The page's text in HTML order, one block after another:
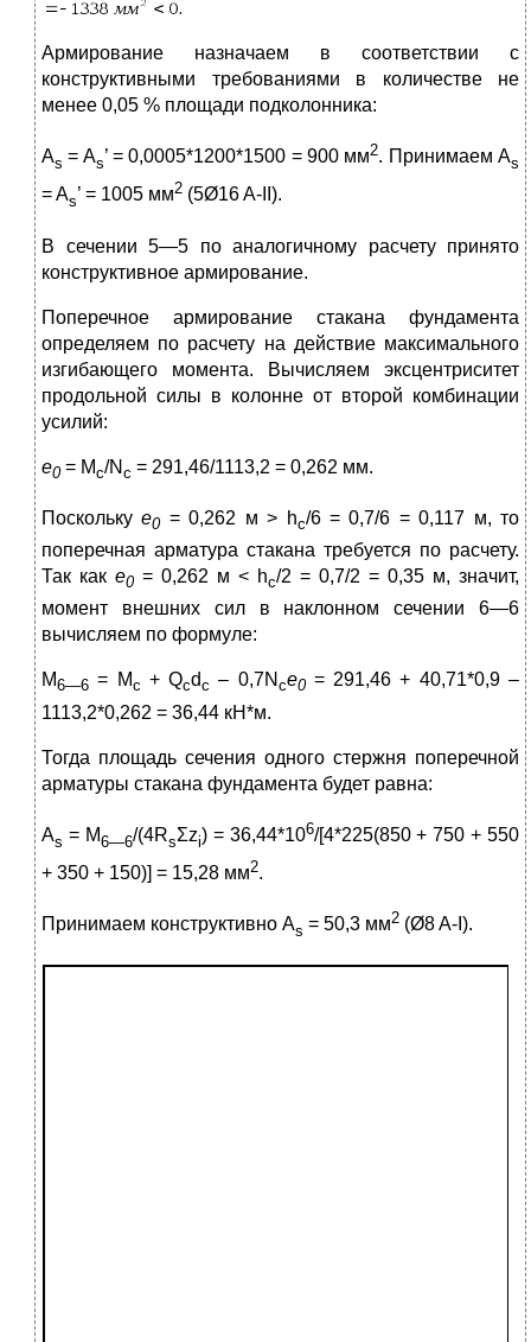
Армирование назначаем в соответствии с
конструктивными требованиями в количестве не
менее 0,05 % площади подколонника:
As = As’ = 0,0005*1200*1500 = 900 мм2. Принимаем As
= As’ = 1005 мм2 (5Ø16 A-II).
В сечении 5—5 по аналогичному расчету принято
конструктивное армирование.
Поперечное армирование стакана фундамента
определяем по расчету на действие максимального
изгибающего момента. Вычисляем эксцентриситет
продольной силы в колонне от второй комбинации
усилий:
e0 = Mc/N c = 291,46/1113,2 = 0,262 мм.
Посколькуe0= 0,262 м > hc/6 = 0,7/6 = 0,117 м, то
поперечная арматура стакана требуется по расчету.
Так как e0= 0,262 м < hc/2 = 0,7/2 = 0,35 м, значит,
момент внешних сил в наклонном сечении 6—6
вычисляем по формуле:
M6—6 = Mc + Qcdc – 0,7N ce0= 291,46 + 40,71*0,9 –
1113,2*0,262 = 36,44 кН*м.
Тогда площадь сечения одного стержня поперечной
арматуры стакана фундамента будет равна:
As = M6—6/(4RsΣzi) = 36,44*106/[4*225(850 + 750 + 550
+ 350 + 150)] = 15,28 мм2.
Принимаем конструктивно As = 50,3 мм2 (Ø8 A-I).